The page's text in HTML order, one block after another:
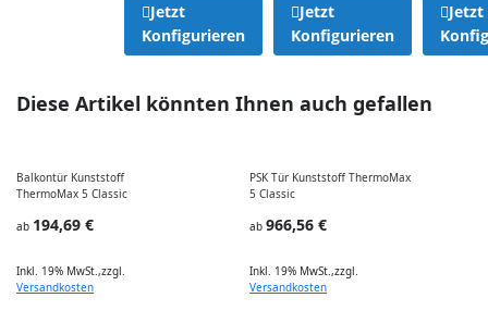
Jetzt
Konfigurieren
Jetzt
Konfigurieren
Jetzt
Diese Artikel könnten Ihnen auch gefallen
Balkontür Kunststoff
ThermoMax 5 Classic
ab 194,69 €
Inkl. 19% MwSt.,zzgl.
Versandkosten
PSK Tür Kunststoff ThermoMax
5 Classic
ab 966,56 €
Inkl. 19% MwSt.,zzgl.
Versandkosten